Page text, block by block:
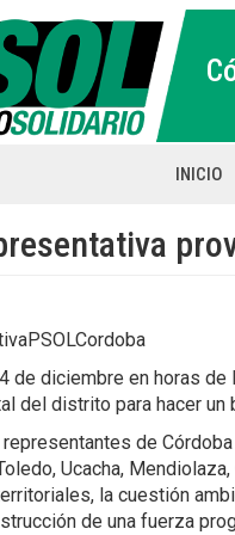
INICIO
de diciembre en horas
del distrito para hacer
de
Ucacha,
la cuestión
de una fuerza